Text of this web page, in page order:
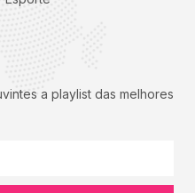
a playlist das melhores